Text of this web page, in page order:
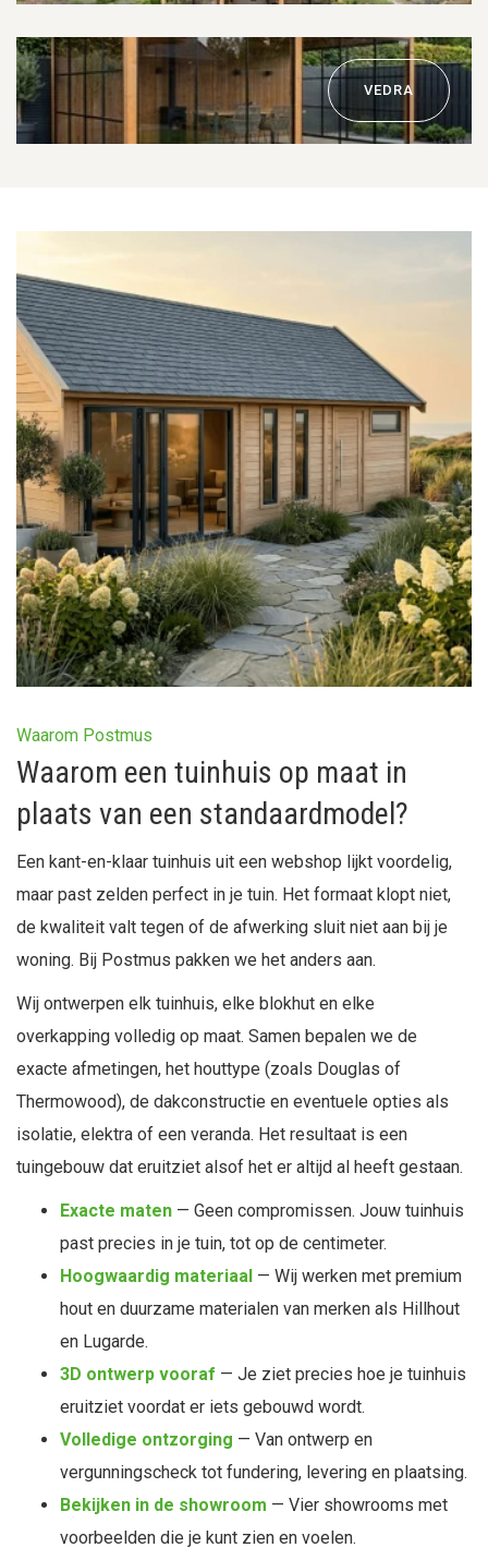
VEDRA
Waarom Postmus
Waarom een tuinhuis op maat in
plaats van een standaardmodel?
Een kant-en-klaar tuinhuis uit een webshop lijkt voordelig,
maar past zelden perfect in je tuin. Het formaat klopt niet,
de kwaliteit valt tegen of de afwerking sluit niet aan bij je
woning. Bij Postmus pakken we het anders aan.
Wij ontwerpen elk tuinhuis, elke blokhut en elke
overkapping volledig op maat. Samen bepalen we de
exacte afmetingen, het houttype (zoals Douglas of
Thermowood), de dakconstructie en eventuele opties als
isolatie, elektra of een veranda. Het resultaat is een
tuingebouw dat eruitziet alsof het er altijd al heeft gestaan.
Exacte maten — Geen compromissen. Jouw tuinhuis
past precies in je tuin, tot op de centimeter.
Hoogwaardig materiaal — Wij werken met premium
hout en duurzame materialen van merken als Hillhout
en Lugarde.
3D ontwerp vooraf — Je ziet precies hoe je tuinhuis
eruitziet voordat er iets gebouwd wordt.
Volledige ontzorging — Van ontwerp en
vergunningscheck tot fundering, levering en plaatsing.
Bekijken in de showroom — Vier showrooms met
voorbeelden die je kunt zien en voelen.